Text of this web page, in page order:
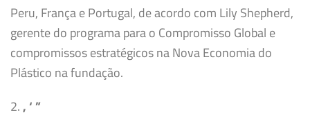
Peru, França e Portugal, de acordo com Lily Shepherd,
gerente do programa para o Compromisso Global e
compromissos estratégicos na Nova Economia do
Plástico na fundação.
2., ‘ ”